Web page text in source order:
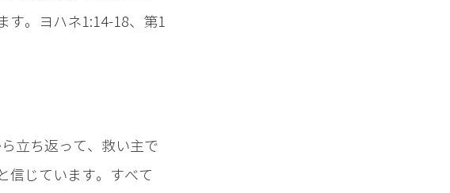
す。ヨハネ1:14-18、第1
立ち返って、救い主で
信じています。すべて